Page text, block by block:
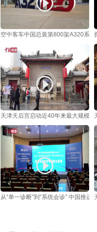
空中客车中国总装第800架A320系
天津天后宫启动近40年来最大规模神
从“单一诊断”到“系统会诊” 中国推进